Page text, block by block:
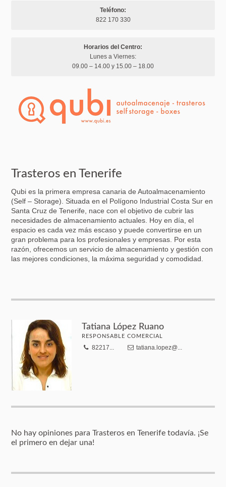
Teléfono:
822 170 330
Horarios del Centro:
Lunes a Viernes:
09.00 – 14.00 y 15.00 – 18.00
Trasteros en Tenerife
Qubi es la primera empresa canaria de Autoalmacenamiento
(Self – Storage). Situada en el Polígono Industrial Costa Sur en
Santa Cruz de Tenerife, nace con el objetivo de cubrir las
necesidades de almacenamiento actuales. Hoy en día, el
espacio es cada vez más escaso y puede convertirse en un
gran problema para los profesionales y empresas. Por esta
razón, ofrecemos un servicio de almacenamiento y gestión con
las mejores condiciones, la máxima seguridad y comodidad.
Tatiana López Ruano
RESPONSABLE COMERCIAL
82217... tatiana.lopez@...
No hay opiniones para Trasteros en Tenerife todavía. ¡Se
el primero en dejar una!